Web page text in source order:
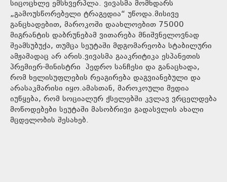
სიცოცხლე ემსხვერპლა. ვივასმა მომხდარს
„გამოუსწორებელი ტრაგედია“ უწოდა.მისივე
განცხადებით, მაროკოში დაახლოებით 75000
მიგრანტის დაბრუნებამ ვითარება მნიშვნელოვნად
შეამსუბუქა, თუმცა სეუტაში მდგომარეობა სტაბილური
ამჟამადაც არ არის.ვივასმა გააკრიტიკა ესპანეთის
პრემიერ-მინისტრი პედრო სანჩესი და განაცხადა,
რომ ხელისუფლების რეაგირება დაგვიანებული და
არასაკმარისი იყო.ამასთან, მაროკოული მედია
იუწყება, რომ სოციალურ ქსელებში კვლავ ვრცელდება
მოწოდებები სეუტაში მასობრივი გადასვლის ახალი
მცდელობის შესახებ.